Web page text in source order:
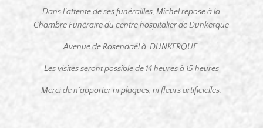
Dans l’attente de ses funérailles, Michel repose à la
Chambre Funéraire du centre hospitalier de Dunkerque
Avenue de Rosendaël à DUNKERQUE.
Les visites seront possible de 14 heures à 15 heures
Merci de n’apporter ni plaques, ni fleurs artificielles.